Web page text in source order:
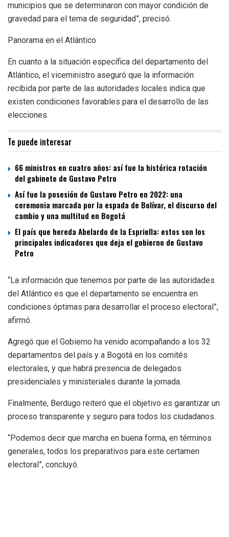
municipios que se determinaron con mayor condición de
gravedad para el tema de seguridad”, precisó.
Panorama en el Atlántico
En cuanto a la situación específica del departamento del
Atlántico, el viceministro aseguró que la información
recibida por parte de las autoridades locales indica que
existen condiciones favorables para el desarrollo de las
elecciones.
Te puede interesar
66 ministros en cuatro años: así fue la histórica rotación
del gabinete de Gustavo Petro
Así fue la posesión de Gustavo Petro en 2022: una
ceremonia marcada por la espada de Bolívar, el discurso del
cambio y una multitud en Bogotá
El país que hereda Abelardo de la Espriella: estos son los
principales indicadores que deja el gobierno de Gustavo
Petro
“La información que tenemos por parte de las autoridades
del Atlántico es que el departamento se encuentra en
condiciones óptimas para desarrollar el proceso electoral”,
afirmó.
Agregó que el Gobierno ha venido acompañando a los 32
departamentos del país y a Bogotá en los comités
electorales, y que habrá presencia de delegados
presidenciales y ministeriales durante la jornada.
Finalmente, Berdugo reiteró que el objetivo es garantizar un
proceso transparente y seguro para todos los ciudadanos.
“Podemos decir que marcha en buena forma, en términos
generales, todos los preparativos para este certamen
electoral”, concluyó.